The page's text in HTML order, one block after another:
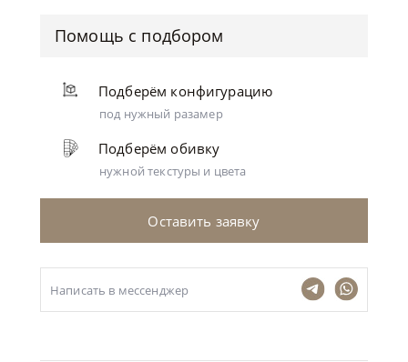
Помощь с подбором
Подберём конфигурацию
под нужный разамер
Подберём обивку
нужной текстуры и цвета
Оставить заявку
Написать в мессенджер